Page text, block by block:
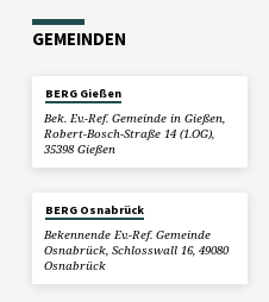
GEMEINDEN
BERG Gießen
Bek. Ev.-Ref. Gemeinde in Gießen,
Robert-Bosch-Straße 14 (1.OG),
35398 Gießen
BERG Osnabrück
Bekennende Ev.-Ref. Gemeinde
Osnabrück, Schlosswall 16, 49080
Osnabrück